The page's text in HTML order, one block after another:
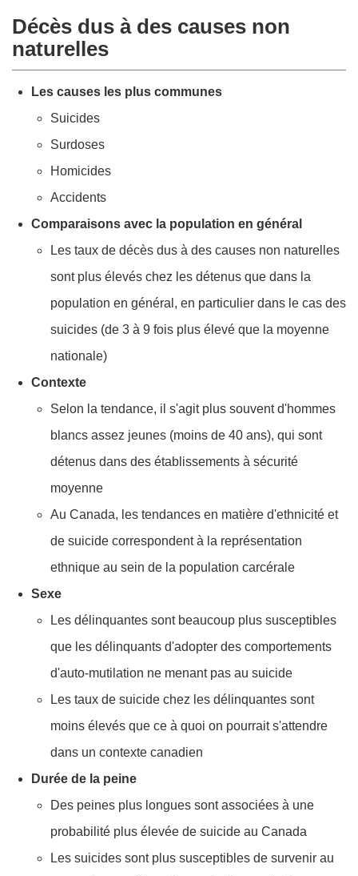
Décès dus à des causes non
naturelles
Les causes les plus communes
Suicides
Surdoses
Homicides
Accidents
Comparaisons avec la population en général
Les taux de décès dus à des causes non naturelles
sont plus élevés chez les détenus que dans la
population en général, en particulier dans le cas des
suicides (de 3 à 9 fois plus élevé que la moyenne
nationale)
Contexte
Selon la tendance, il s'agit plus souvent d'hommes
blancs assez jeunes (moins de 40 ans), qui sont
détenus dans des établissements à sécurité
moyenne
Au Canada, les tendances en matière d'ethnicité et
de suicide correspondent à la représentation
ethnique au sein de la population carcérale
Sexe
Les délinquantes sont beaucoup plus susceptibles
que les délinquants d'adopter des comportements
d'auto-mutilation ne menant pas au suicide
Les taux de suicide chez les délinquantes sont
moins élevés que ce à quoi on pourrait s'attendre
dans un contexte canadien
Durée de la peine
Des peines plus longues sont associées à une
probabilité plus élevée de suicide au Canada
Les suicides sont plus susceptibles de survenir au